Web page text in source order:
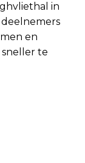
in
deelnemers
en
te